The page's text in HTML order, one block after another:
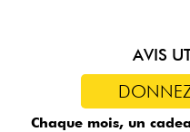
AVIS
Chaque mois, un